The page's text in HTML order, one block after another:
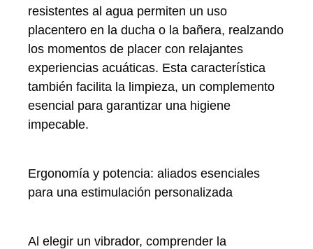
resistentes al agua permiten un uso
placentero en la ducha o la bañera, realzando
los momentos de placer con relajantes
experiencias acuáticas. Esta característica
también facilita la limpieza, un complemento
esencial para garantizar una higiene
impecable.
Ergonomía y potencia: aliados esenciales
para una estimulación personalizada
Al elegir un vibrador, comprender la